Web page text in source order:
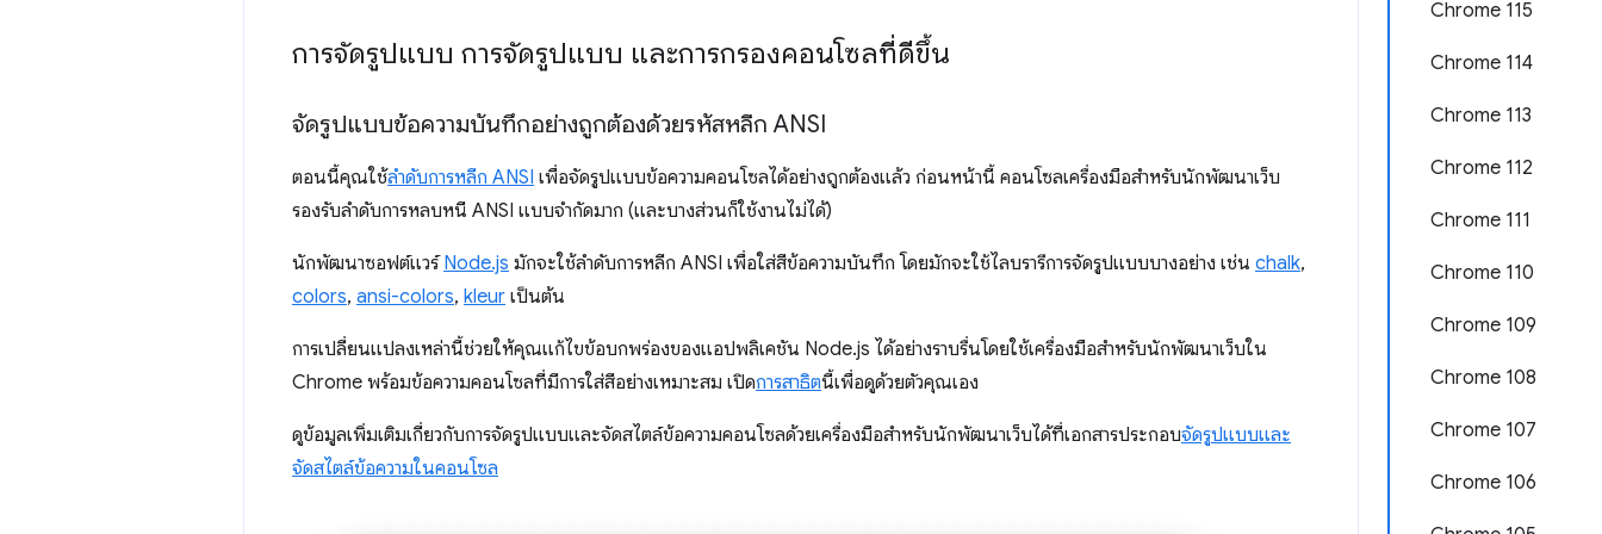
Chrome 115
Chrome 114
Chrome 113
Chrome 112
Chrome 111
Chrome 110
Chrome 109
Chrome 108
Chrome 107
Chrome 106
การจัดรูปแบบ การจัดรูปแบบ และการกรองคอนโซลที่ดีขึ้น
จัดรูปแบบข้อความบันทึกอย่างถูกต้องด้วยรหัสหลีก ANSI
ตอนนี้คุณใช้ลำดับการหลีก ANSI เพื่อจัดรูปแบบข้อความคอนโซลได้อย่างถูกต้องแล้ว ก่อนหน้านี้ คอนโซลเครื่องมือสำหรับนักพัฒนาเว็บ
รองรับลำดับการหลบหนี ANSI แบบจำกัดมาก (และบางส่วนก็ใช้งานไม่ได้)
นักพัฒนาซอฟต์แวร์Node.js มักจะใช้ลำดับการหลีก ANSI เพื่อใส่สีข้อความบันทึก โดยมักจะใช้ไลบรารีการจัดรูปแบบบางอย่าง เช่น chalk,
colors, ansi-colors, kleur เป็นต้น
การเปลี่ยนแปลงเหล่านี้ช่วยให้คุณแก้ไขข้อบกพร่องของแอปพลิเคชัน Node.js ได้อย่างราบรื่นโดยใช้เครื่องมือสำหรับนักพัฒนาเว็บใน
Chrome พร้อมข้อความคอนโซลที่มีการใส่สีอย่างเหมาะสม เปิดการสาธิตนี้เพื่อดูด้วยตัวคุณเอง
ดูข้อมูลเพิ่มเติมเกี่ยวกับการจัดรูปแบบและจัดสไตล์ข้อความคอนโซลด้วยเครื่องมือสำหรับนักพัฒนาเว็บได้ที่เอกสารประกอบจัดรูปแบบและ
จัดสไตล์ข้อความในคอนโซล